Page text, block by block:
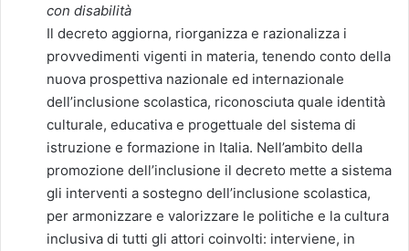
con disabilità
Il decreto aggiorna, riorganizza e razionalizza i
provvedimenti vigenti in materia, tenendo conto della
nuova prospettiva nazionale ed internazionale
dell’inclusione scolastica, riconosciuta quale identità
culturale, educativa e progettuale del sistema di
istruzione e formazione in Italia. Nell’ambito della
promozione dell’inclusione il decreto mette a sistema
gli interventi a sostegno dell’inclusione scolastica,
per armonizzare e valorizzare le politiche e la cultura
inclusiva di tutti gli attori coinvolti: interviene, in